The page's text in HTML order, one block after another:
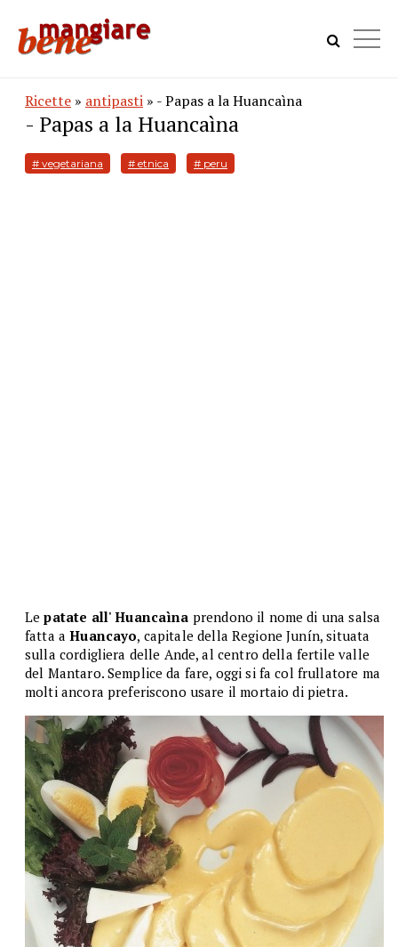
Ricette » antipasti » - Papas a la Huancaìna
- Papas a la Huancaìna
# vegetariana # etnica # peru
Lepatate all' Huancaìna prendono il nome di una salsa
fatta aHuancayo, capitale della Regione Junín, situata
sulla cordigliera delle Ande, al centro della fertile valle
del Mantaro. Semplice da fare, oggi si fa col frullatore ma
molti ancora preferiscono usare il mortaio di pietra.